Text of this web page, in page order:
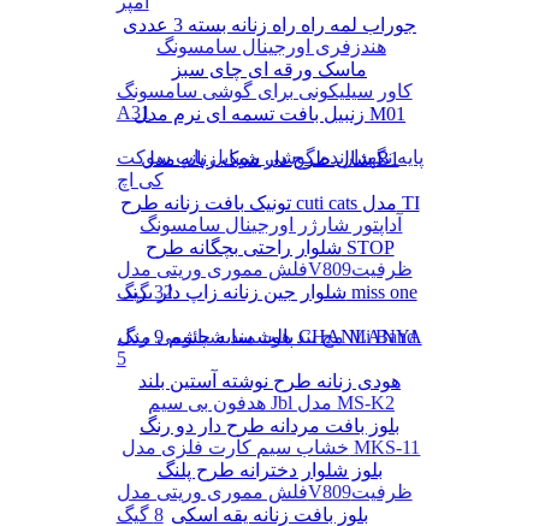
هندزفری اورجینال سامسونگ
کاور سیلیکونی برای گوشی سامسونگ
A31
پایه نگهدارنده گوشی موبایل پاپ سوکت
کی اچ
آداپتور شارژر اورجینال سامسونگ
فلش مموری وریتی مدلV809ظرفیت
32 گیگ
مچ بند هوشمند شیائومی مدل Mi Band
5
هدفون بی سیم Jbl مدل MS-K2
خشاب سیم کارت فلزی مدل MKS-11
فلش مموری وریتی مدلV809ظرفیت
8 گیگ
جوراب لمه راه راه زنانه بسته 3 عددی
ماسک ورقه ای چای سبز
زنبیل بافت تسمه ای نرم مدل M01
شال طرح دار شیک زنانه مدل B1
تونیک بافت زنانه طرح cuti cats مدل TI
شلوار راحتی بچگانه طرح STOP
شلوار جین زنانه زاپ دار برند miss one
پالت سایه چشم 9 رنگ CHANLANYA
هودی زنانه طرح نوشته آستین بلند
بلوز بافت مردانه طرح دار دو رنگ
بلوز شلوار دخترانه طرح پلنگ
بلوز بافت زنانه یقه اسکی